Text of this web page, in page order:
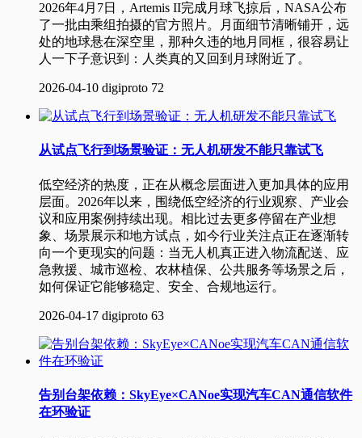
2026年4月7日，Artemis II完成月球飞掠后，NASA公布
了一批由乘组拍摄的官方照片。月面细节清晰铺开，远
处的地球悬在深空里，那种久违的地月同框，很容易让
人一下子意识到：人类真的又回到月球附近了。
2026-04-10 digiproto 72
从试点飞行到场景验证：无人机研发不能只靠试飞
低空经济的热度，正在从概念层面进入更加具体的应用
层面。2026年以来，围绕低空经济的行业观察、产业会
议和应用案例持续出现。相比过去更多停留在产业想
象、场景展示和地方试点，如今行业关注点正在逐渐转
向一个更现实的问题：当无人机真正进入物流配送、应
急救援、城市巡检、农林植保、公共服务等场景之后，
如何保证它能够稳定、安全、合规地运行。
2026-04-17 digiproto 63
告别台架依赖：SkyEye×CANoe实现汽车CAN通信软件
在环验证